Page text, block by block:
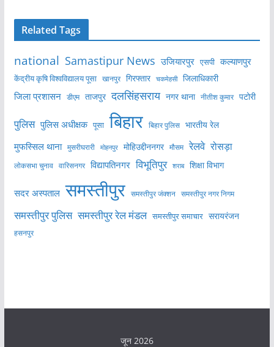
Related Tags
national Samastipur News उजियारपुर एसपी कल्याणपुर
केंद्रीय कृषि विश्वविद्यालय पूसा खानपुर गिरफ्तार चकमेहसी जिलाधिकारी
जिला प्रशासन डीएम ताजपुर दलसिंहसराय नगर थाना नीतीश कुमार पटोरी
पुलिस पुलिस अधीक्षक पूसा बिहार बिहार पुलिस भारतीय रेल
मुफस्सिल थाना मुसरीघरारी मोहनपुर मोहिउद्दीननगर मौसम रेलवे रोसड़ा
लोकसभा चुनाव वारिसनगर विद्यापतिनगर विभूतिपुर शराब शिक्षा विभाग
सदर अस्पताल समस्तीपुर समस्तीपुर जंक्शन समस्तीपुर नगर निगम
समस्तीपुर पुलिस समस्तीपुर रेल मंडल समस्तीपुर समाचार सरायरंजन
हसनपुर
जून 2026